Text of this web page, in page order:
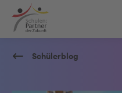
Schülerblog